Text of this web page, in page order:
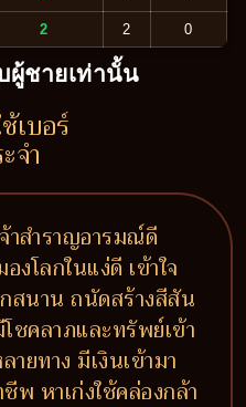
2 2 0
ผู้ชายเท่านั้น
เบอร์
จำ
าสำราญอารมณ์ดี
โลกในแง่ดี เข้าใจ
สนาน ถนัดสร้างสีสัน
ชคลาภและทรัพย์เข้า
ายทาง มีเงินเข้ามา
พ หาเก่งใช้คล่องกล้า